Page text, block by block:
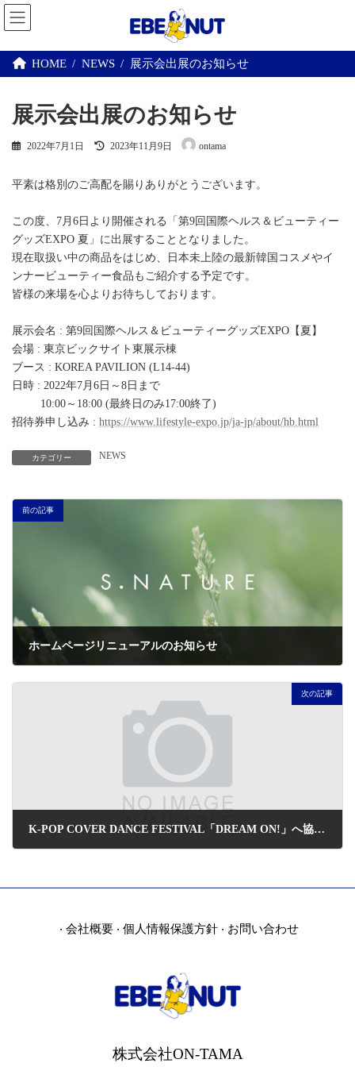
コ
ン
テ
ン
へ
ナ
ビ
ゲ
ー
ョ
HOME NEWS 展示会出展のお知らせ
展示会出展のお知らせ
2022年7月1日
最
新
:
2023年11月9日 ontama
平素は格別のご高配を賜りありがとうございます。
この度、7月6日より開催される「第9回国際ヘルス＆ビューティー
グッズEXPO 夏」に出展することとなりました。
現在取扱い中の商品をはじめ、日本未上陸の最新韓国コスメやイ
ンナービューティー食品もご紹介する予定です。
皆様の来場を心よりお待ちしております。
展示会名 : 第9回国際ヘルス＆ビューティーグッズEXPO【夏】
会場 : 東京ビックサイト東展示棟
ブース : KOREA PAVILION (L14-44)
日時 : 2022年7月6日～8日まで
10:00～18:00 (最終日のみ17:00終了)
招待券申し込み : https://www.lifestyle-expo.jp/ja-jp/about/hb.html
カテゴリー NEWS
前の記事
ホームページリニューアルのお知らせ
次の記事
K-POP COVER DANCE FESTIVAL「DREAM ON!」へ協賛のお知らせ
株式会社ON-TAMA
・ 会社概要 ・ 個人情報保護方針 ・ お問い合わせ